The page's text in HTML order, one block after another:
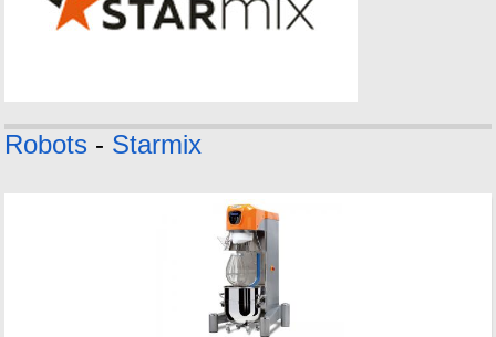
Robots - Starmix